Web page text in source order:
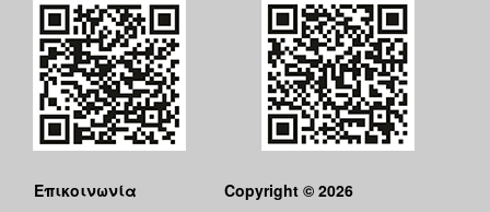
Επικοινωνία Copyright © 2026